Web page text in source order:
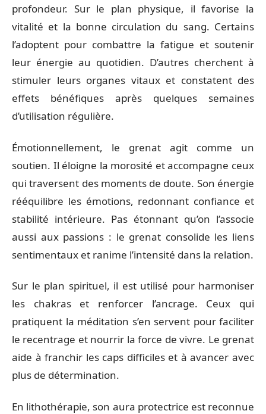
profondeur. Sur le plan physique, il favorise la
vitalité et la bonne circulation du sang. Certains
l’adoptent pour combattre la fatigue et soutenir
leur énergie au quotidien. D’autres cherchent à
stimuler leurs organes vitaux et constatent des
effets bénéfiques après quelques semaines
d’utilisation régulière.
Émotionnellement, le grenat agit comme un
soutien. Il éloigne la morosité et accompagne ceux
qui traversent des moments de doute. Son énergie
rééquilibre les émotions, redonnant confiance et
stabilité intérieure. Pas étonnant qu’on l’associe
aussi aux passions : le grenat consolide les liens
sentimentaux et ranime l’intensité dans la relation.
Sur le plan spirituel, il est utilisé pour harmoniser
les chakras et renforcer l’ancrage. Ceux qui
pratiquent la méditation s’en servent pour faciliter
le recentrage et nourrir la force de vivre. Le grenat
aide à franchir les caps difficiles et à avancer avec
plus de détermination.
En lithothérapie, son aura protectrice est reconnue